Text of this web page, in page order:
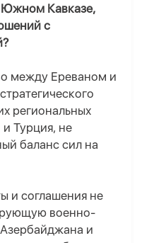
Южном Кавказе,
с
между Ереваном и
региональных
Турция, не
баланс сил на
и соглашения не
военно-
и